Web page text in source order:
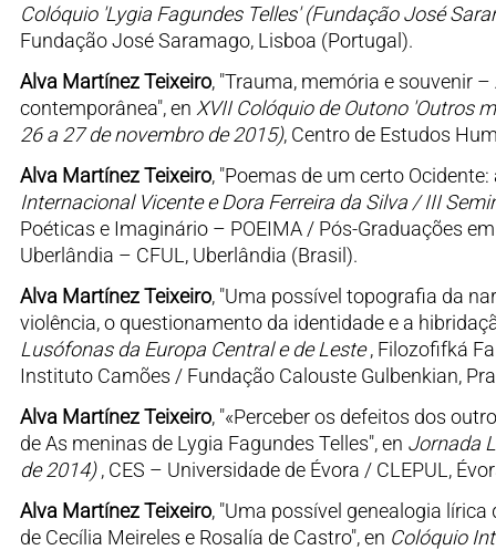
Colóquio 'Lygia Fagundes Telles' (Fundação José
Fundação José Saramago, Lisboa (Portugal).
Alva Martínez Teixeiro, "Trauma, memória e souvenir
contemporânea", en XVII Colóquio de Outono 'Outros
26 a 27 de novembro de 2015), Centro de Estudos
Alva Martínez Teixeiro, "Poemas de um certo
Internacional Vicente e Dora Ferreira da Silva / III
Poéticas e Imaginário – POEIMA / Pós-Graduações
Uberlândia – CFUL, Uberlândia (Brasil).
Alva Martínez Teixeiro, "Uma possível topografia da
violência, o questionamento da identidade e a
Lusófonas da Europa Central e de Leste, Filozofifká
Instituto Camões / Fundação Calouste Gulbenkian,
Alva Martínez Teixeiro, "«Perceber os defeitos dos
de As meninas de Lygia Fagundes Telles", en Jornada
de 2014), CES – Universidade de Évora / CLEPUL,
Alva Martínez Teixeiro, "Uma possível genealogia
de Cecília Meireles e Rosalía de Castro", en Colóquio